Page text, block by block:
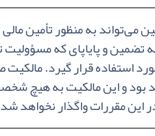
می‌تواند به منظور تأمین
و پایاپای که
استفاده قرار گیرد.
بود و این مالکیت به هیچ
این مقررات واگذار نخواهد